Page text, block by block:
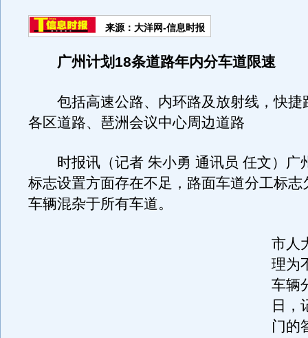
来源：大洋网-信息时报
广州计划18条道路年内分车道限速
包括高速公路、内环路及放射线，快捷
各区道路、琶洲会议中心周边道路
时报讯（记者 朱小勇 通讯员 任文）广
标志设置方面存在不足，路面车道分工标志
车辆混杂于所有车道。
市人
理为
车辆
日，
门的